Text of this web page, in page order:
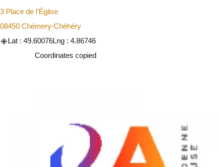
3 Place de l'Église
08450 Chémery-Chéhéry
Lat : 49.60076Lng : 4.86746
Coordinates copied